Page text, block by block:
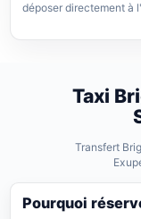
déposer directement à
Taxi
Transfert
Pourquoi